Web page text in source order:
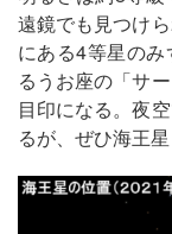
遠鏡でも見つけ
にある4等星の
るうお座の「サ
目印になる。夜
るが、ぜひ海王